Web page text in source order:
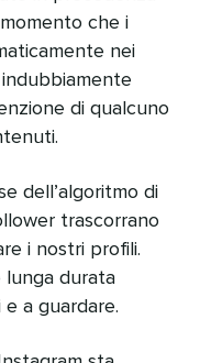
che i
nei
di qualcuno
dell’algoritmo di
trascorrano
i nostri profili.
lunga durata
a guardare.